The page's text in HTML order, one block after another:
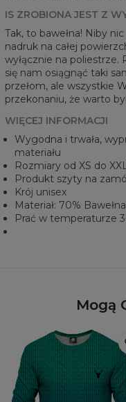
IS ZROBIONA JEST Z
Tak, to bawełna! Niby
nadruk na całej
wyłącznie na poliestrze.
się nam osiągnąć taki
przełom, ale wszystkie
przekonaniu, że warto
WIĘCEJ INFORMACJI
Wygodna i trwała,
materiału
Rozmiary od XS do
Produkt szyty na
Krój unisex
Materiał: 70%
Prać w temperaturze
Mogą